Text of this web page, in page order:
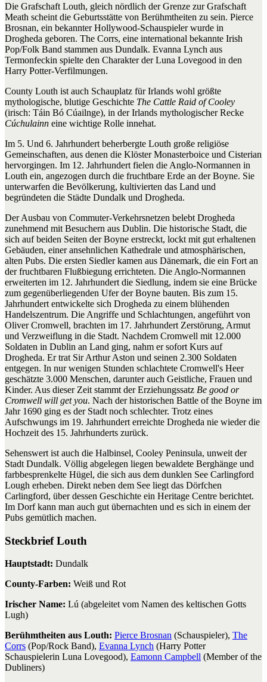
Die Grafschaft Louth, gleich nördlich der Grenze zur Grafschaft
Meath scheint die Geburtsstätte von Berühmtheiten zu sein. Pierce
Brosnan, ein bekannter Hollywood-Schauspieler wurde in
Drogheda geboren. The Corrs, eine international bekannte Irish
Pop/Folk Band stammen aus Dundalk. Evanna Lynch aus
Termonfeckin spielte den Charakter der Luna Lovegood in den
Harry Potter-Verfilmungen.
County Louth ist auch Schauplatz für Irlands wohl größte
mythologische, blutige Geschichte The Cattle Raid of Cooley
(irisch: Táin Bó Cúailnge), in der Irlands mythologischer Recke
Cúchulainn eine wichtige Rolle innehat.
Im 5. Und 6. Jahrhundert beherbergte Louth große religiöse
Gemeinschaften, aus denen die Klöster Monasterboice und Cisterian
hervorgingen. Im 12. Jahrhundert fielen die Anglo-Normannen in
Louth ein, angezogen durch die fruchtbare Erde an der Boyne. Sie
unterwarfen die Bevölkerung, kultivierten das Land und
begründeten die Städte Dundalk und Drogheda.
Der Ausbau von Commuter-Verkehrsnetzen belebt Drogheda
zunehmend mit Besuchern aus Dublin. Die historische Stadt, die
sich auf beiden Seiten der Boyne erstreckt, lockt mit gut erhaltenen
Gebäuden, einer ansehnlichen Kathedrale und atmosphärischen,
alten Pubs. Die ersten Siedler kamen aus Dänemark, die ein Fort an
der fruchtbaren Flußbiegung errichteten. Die Anglo-Normannen
erweiterten im 12. Jahrhundert die Siedlung, indem sie eine Brücke
zum gegenüberliegenden Ufer der Boyne bauten. Bis zum 15.
Jahrhundert entwickelte sich Drogheda zu einem blühenden
Handelszentrum. Die Angriffe und Schlachtungen, angeführt von
Oliver Cromwell, brachten im 17. Jahrhundert Zerstörung, Armut
und Verzweiflung in die Stadt. Nachdem Cromwell mit 12.000
Soldaten in Dublin an Land ging, nahm er sofort Kurs auf
Drogheda. Er trat Sir Arthur Aston und seinen 2.300 Soldaten
entgegen. In nur wenigen Stunden schlachtete Cromwell's Heer
geschätzte 3.000 Menschen, darunter auch Geistliche, Frauen und
Kinder. Aus dieser Zeit stammt der Erziehungssatz Be good or
Cromwell will get you. Nach der historischen Battle of the Boyne im
Jahr 1690 ging es der Stadt noch schlechter. Trotz eines
Aufschwungs im 19. Jahrhundert erreichte Drogheda nie wieder die
Hochzeit des 15. Jahrhunderts zurück.
Sehenswert ist auch die Halbinsel, Cooley Peninsula, unweit der
Stadt Dundalk. Völlig abgelegen liegen bewaldete Berghänge und
farbbesprenkelte Hügel, die sich aus dem dunklen See Carlingford
Lough erheben. Direkt neben dem See liegt das Dörfchen
Carlingford, über dessen Geschichte ein Heritage Centre berichtet.
Im Dorf kann man auch gut übernachten und es sich in einem der
Pubs gemütlich machen.
Steckbrief Louth
Hauptstadt: Dundalk
County-Farben: Weiß und Rot
Irischer Name: Lú (abgeleitet vom Namen des keltischen Gotts
Lugh)
Berühmtheiten aus Louth: Pierce Brosnan (Schauspieler), The
Corrs (Pop/Rock Band), Evanna Lynch (Harry Potter
Schauspielerin Luna Lovegood), Eamonn Campbell (Member of the
Dubliners)